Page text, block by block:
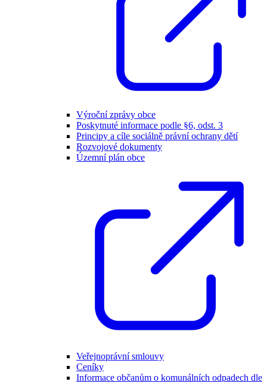
Výroční zprávy obce
Poskytnuté informace podle §6, odst. 3
Principy a cíle sociálně právní ochrany dětí
Rozvojové dokumenty
Územní plán obce
Veřejnoprávní smlouvy
Ceníky
Informace občanům o komunálních odpadech dle